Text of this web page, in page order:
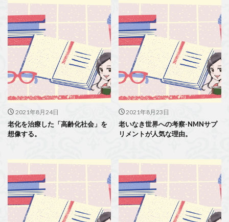
2021年8月24日
老化を治療した「高齢化社会」を
想像する。
2021年8月23日
老いなき世界への考察-NMNサプ
リメントが人気な理由。